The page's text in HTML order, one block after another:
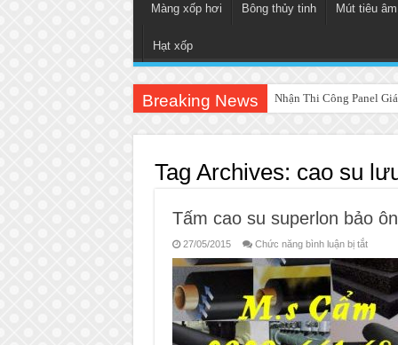
Màng xốp hơi Bông thủy tinh Mút tiêu âm
Hạt xốp
Breaking News Nhận Thi Công Panel
Tag Archives: cao su
Tấm cao su superlon bảo
27/05/2015 Chức năng bình luận bị tắtở
su
superlon
bảo
ôn
đường
ống
lạnh